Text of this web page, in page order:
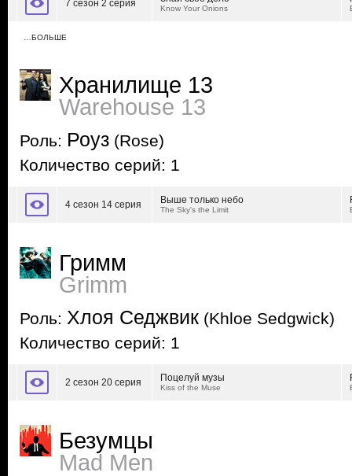
7 сезон 2 серия Know Your Onions
…БОЛЬШЕ
Хранилище 13
Warehouse 13
Роль: Роуз (Rose)
Количество серий: 1
4 сезон 14 серия Выше только небо
The Sky's the Limit
Гримм
Grimm
Роль: Хлоя Седжвик (Khloe Sedgwick)
Количество серий: 1
2 сезон 20 серия Поцелуй музы
Kiss of the Muse
Безумцы
Mad Men